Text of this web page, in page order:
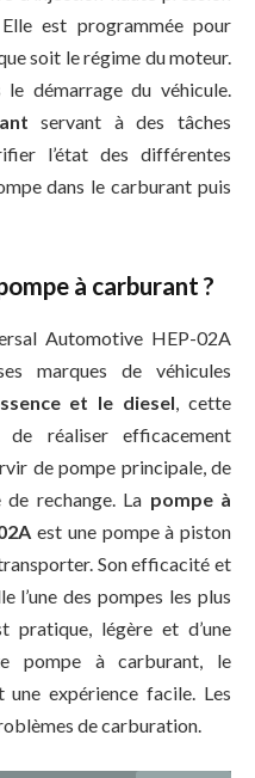
est programmée pour
soit le régime du moteur.
démarrage du véhicule.
servant à des tâches
l’état des différentes
dans le carburant puis
à carburant ?
Automotive HEP-02A
marques de véhicules
et le diesel, cette
réaliser efficacement
de pompe principale, de
rechange. La pompe à
est une pompe à piston
Son efficacité et
l’une des pompes les plus
pratique, légère et d’une
pompe à carburant, le
expérience facile. Les
de carburation.